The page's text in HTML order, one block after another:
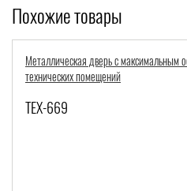
Похожие товары
Металлическая дверь с максимальным
технических помещений
ТЕХ-669